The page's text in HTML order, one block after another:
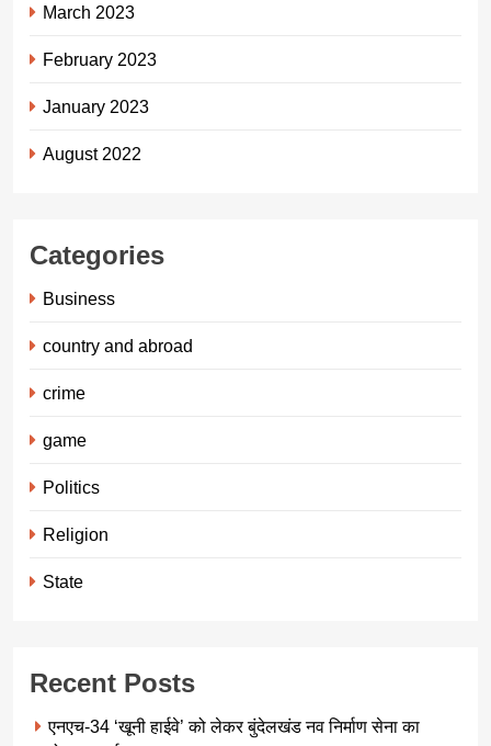
March 2023
February 2023
January 2023
August 2022
Categories
Business
country and abroad
crime
game
Politics
Religion
State
Recent Posts
एनएच-34 ‘खूनी हाईवे’ को लेकर बुंदेलखंड नव निर्माण सेना का